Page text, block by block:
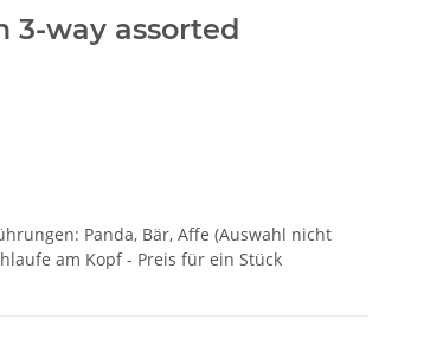
3-way assorted
Panda, Bär, Affe (Auswahl nicht
am Kopf - Preis für ein Stück